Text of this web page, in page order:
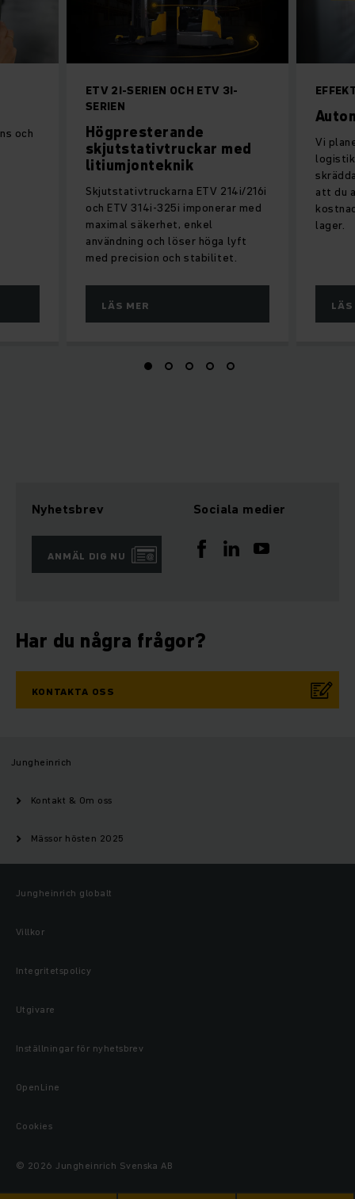
ETV 2I-SERIEN OCH ETV 3I-
SERIEN
Högpresterande
skjutstativtruckar med
litiumjonteknik
Skjutstativtruckarna ETV 214i/216i
och ETV 314i-325i imponerar med
maximal säkerhet, enkel
användning och löser höga lyft
med precision och stabilitet.
LÄS MER
Vi
att du
lager.
LÄS
och
Nyhetsbrev
ANMÄL DIG NU
Sociala medier
Har du några frågor?
KONTAKTA OSS
Jungheinrich
Kontakt & Om oss
Mässor hösten 2025
Jungheinrich globalt
Villkor
Integritetspolicy
Utgivare
Inställningar för nyhetsbrev
OpenLine
Cookies
© 2026 Jungheinrich Svenska AB